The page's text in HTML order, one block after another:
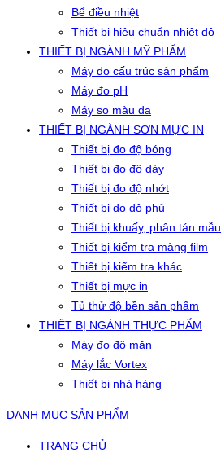
Bể điều nhiệt
Thiết bị hiệu chuẩn nhiệt độ
THIẾT BỊ NGÀNH MỸ PHẨM
Máy đo cấu trúc sản phẩm
Máy đo pH
Máy so màu da
THIẾT BỊ NGÀNH SƠN MỰC IN
Thiết bị đo độ bóng
Thiết bị đo độ dày
Thiết bị đo độ nhớt
Thiết bị đo độ phủ
Thiết bị khuấy, phân tán mẫu
Thiết bị kiểm tra màng film
Thiết bị kiểm tra khác
Thiết bị mực in
Tủ thử độ bền sản phẩm
THIẾT BỊ NGÀNH THỰC PHẨM
Máy đo độ mặn
Máy lắc Vortex
Thiết bị nhà hàng
DANH MỤC SẢN PHẨM
TRANG CHỦ